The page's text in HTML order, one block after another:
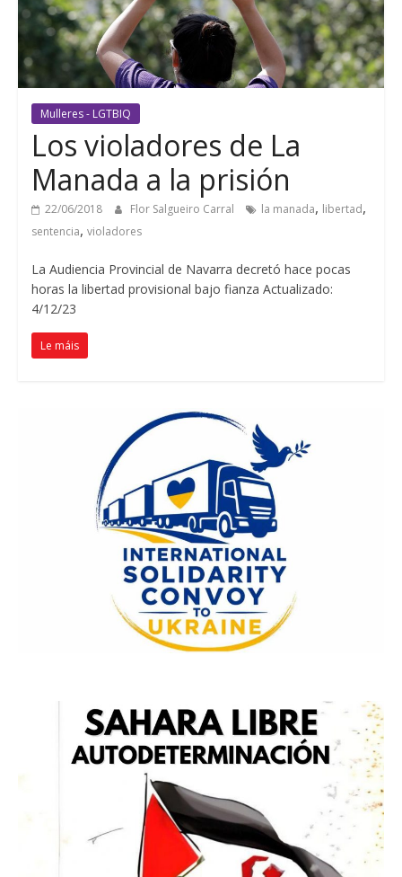
Mulleres - LGTBIQ
Los violadores de La
Manada a la prisión
22/06/2018 Flor Salgueiro Carral la manada, libertad,
sentencia, violadores
La Audiencia Provincial de Navarra decretó hace pocas
horas la libertad provisional bajo fianza Actualizado:
4/12/23
Le máis